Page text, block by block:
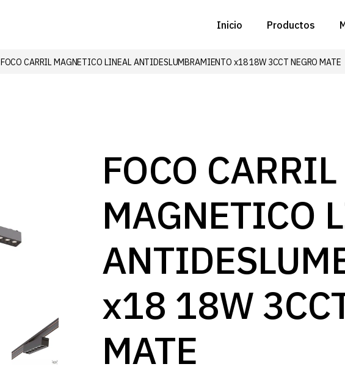
Inicio Productos
FOCO CARRIL MAGNETICO LINEAL ANTIDESLUMBRAMIENTO x18 18W 3CCT NEGRO MATE
FOCO CARRIL
MAGNETICO
x18 18W
MATE